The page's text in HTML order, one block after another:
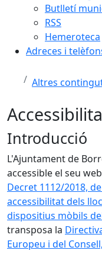
Butlletí
RSS
Hemeroteca
Adreces i
Altres
Introducció
L'Ajuntament de
accessible el seu
Decret 1112/2018,
accessibilitat dels
dispositius mòbils
transposa la
Europeu i del